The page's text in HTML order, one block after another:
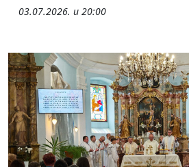
03.07.2026. u 20:00